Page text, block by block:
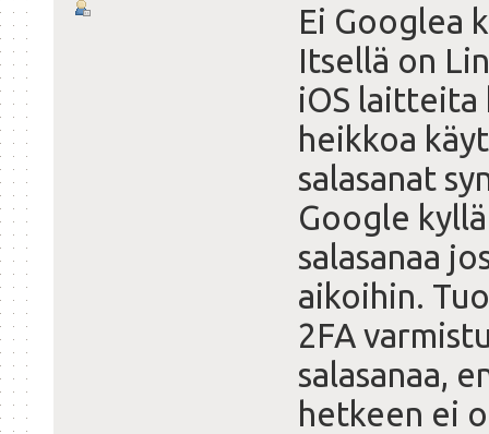
Ei Googlea
Itsellä on
iOS laitteita
heikkoa
salasanat
Google
salasanaa
aikoihin.
2FA
salasanaa,
hetkeen ei